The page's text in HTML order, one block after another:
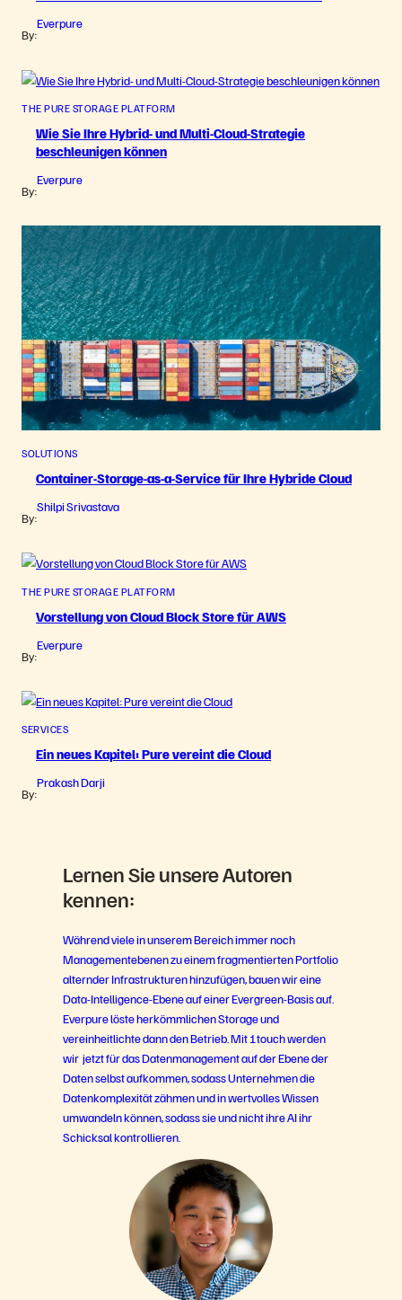
By:
Everpure
THE PURE STORAGE PLATFORM
Wie Sie Ihre Hybrid- und Multi-Cloud-Strategie
beschleunigen können
By:
Everpure
SOLUTIONS
Container-Storage-as-a-Service für Ihre Hybride Cloud
By:
Shilpi Srivastava
THE PURE STORAGE PLATFORM
Vorstellung von Cloud Block Store für AWS
By:
Everpure
SERVICES
Ein neues Kapitel: Pure vereint die Cloud
By:
Prakash Darji
Lernen Sie unsere Autoren
kennen:
Während viele in unserem Bereich immer noch
Managementebenen zu einem fragmentierten Portfolio
alternder Infrastrukturen hinzufügen, bauen wir eine
Data-Intelligence-Ebene auf einer Evergreen-Basis auf.
Everpure löste herkömmlichen Storage und
vereinheitlichte dann den Betrieb. Mit 1touch werden
wir jetzt für das Datenmanagement auf der Ebene der
Daten selbst aufkommen, sodass Unternehmen die
Datenkomplexität zähmen und in wertvolles Wissen
umwandeln können, sodass sie und nicht ihre AI ihr
Schicksal kontrollieren.